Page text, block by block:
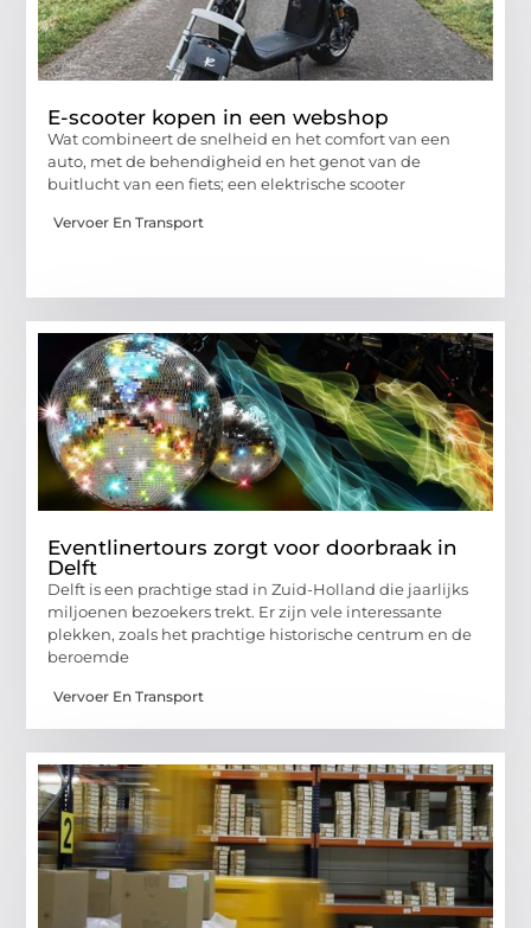
E-scooter kopen in een webshop
Wat combineert de snelheid en het comfort van een
auto, met de behendigheid en het genot van de
buitlucht van een fiets; een elektrische scooter
Vervoer En Transport
Eventlinertours zorgt voor doorbraak in
Delft
Delft is een prachtige stad in Zuid-Holland die jaarlijks
miljoenen bezoekers trekt. Er zijn vele interessante
plekken, zoals het prachtige historische centrum en de
beroemde
Vervoer En Transport